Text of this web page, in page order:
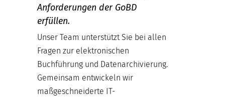
Anforderungen der GoBD
erfüllen.
Unser Team unterstützt Sie bei allen
Fragen zur elektronischen
Buchführung und Datenarchivierung.
Gemeinsam entwickeln wir
maßgeschneiderte IT-